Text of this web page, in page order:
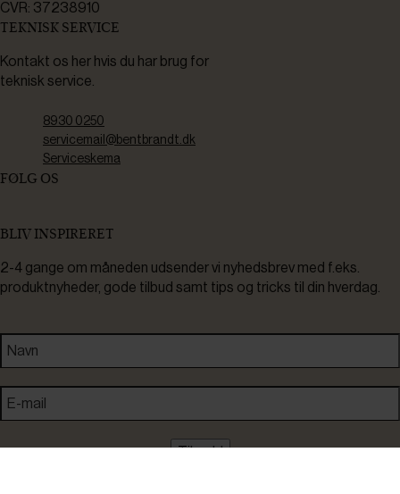
CVR: 37238910
TEKNISK SERVICE
Kontakt os her hvis du har brug for
teknisk service.
8930 0250
servicemail@bentbrandt.dk
Serviceskema
FØLG OS
BLIV INSPIRERET
2-4 gange om måneden udsender vi nyhedsbrev med f.eks.
produktnyheder, gode tilbud samt tips og tricks til din hverdag.
Tilmeld